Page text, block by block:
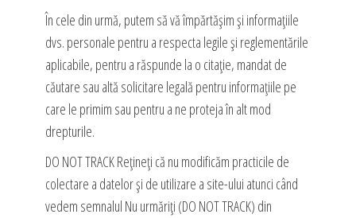
În cele din urmă, putem să vă împărtășim și informațiile
dvs. personale pentru a respecta legile și reglementările
aplicabile, pentru a răspunde la o citație, mandat de
căutare sau altă solicitare legală pentru informațiile pe
care le primim sau pentru a ne proteja în alt mod
drepturile.
DO NOT TRACK Rețineți că nu modificăm practicile de
colectare a datelor și de utilizare a site-ului atunci când
vedem semnalul Nu urmăriți (DO NOT TRACK) din